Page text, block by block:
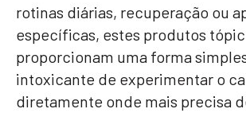
rotinas diárias, recuperação ou
específicas, estes produtos
proporcionam uma forma
intoxicante de experimentar o
diretamente onde mais precisa